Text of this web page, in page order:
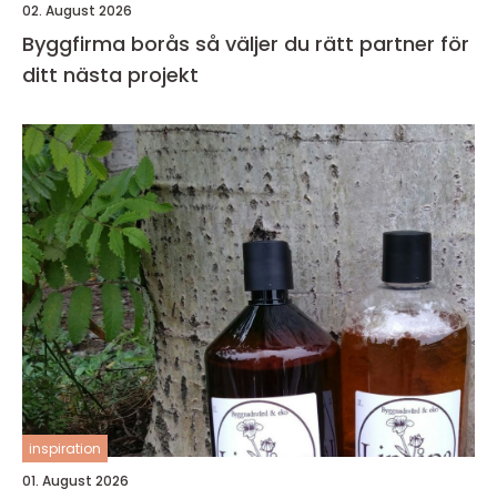
02. August 2026
Byggfirma borås så väljer du rätt partner för
ditt nästa projekt
inspiration
01. August 2026